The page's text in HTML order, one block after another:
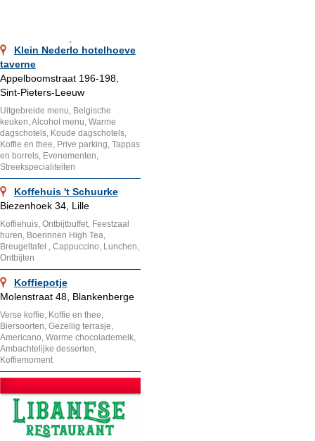
Klein Nederlo hotelhoeve
taverne
Appelboomstraat 196-198,
Sint-Pieters-Leeuw
Uitgebreide menu, Belgische
keuken, Alcohol menu, Warme
dagschotels, Koude dagschotels,
Koffie en thee, Prive parking, Tappas
en borrels, Evenementen,
Streekspecialiteiten
Koffehuis 't Schuurke
Biezenhoek 34, Lille
Koffiehuis, Ontbijtbuffet, Feestzaal
huren, Boerinnen High Tea,
Breugeltafel , Cappuccino, Lunchen,
Ontbijten
Koffiepotje
Molenstraat 48, Blankenberge
Verse koffie, Koffie en thee,
Biersoorten, Gezellig terrasje,
Americano, Warme chocolademelk,
Ambachtelijke desserten,
Koffiemoment